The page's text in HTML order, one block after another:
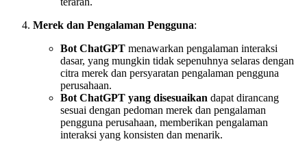
Merek dan Pengalaman Pengguna:
Bot ChatGPT menawarkan pengalaman interaksi
dasar, yang mungkin tidak sepenuhnya selaras dengan
citra merek dan persyaratan pengalaman pengguna
perusahaan.
Bot ChatGPT yang disesuaikan dapat dirancang
sesuai dengan pedoman merek dan pengalaman
pengguna perusahaan, memberikan pengalaman
interaksi yang konsisten dan menarik.